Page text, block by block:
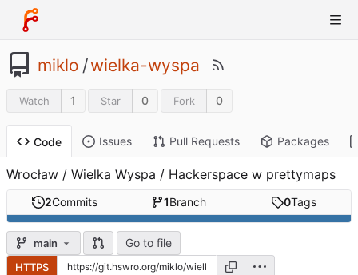
miklo /wielka-wyspa
Watch 1 Star 0 Fork 0
Code Issues Pull Requests Packages
Wrocław / Wielka Wyspa / Hackerspace w prettymaps
2Commits 1Branch 0Tags
main Go to file
HTTPS